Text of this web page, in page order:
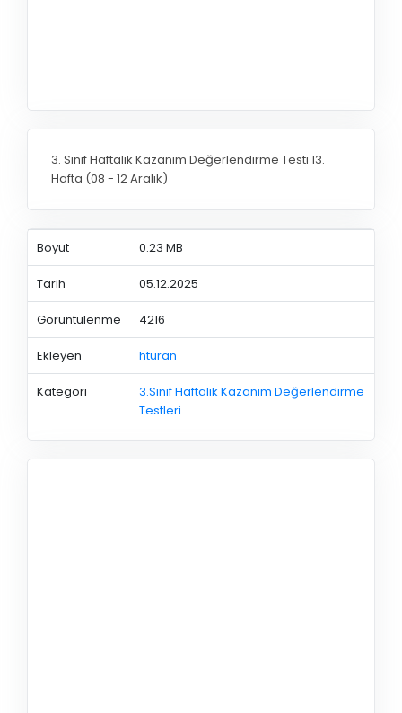
3. Sınıf Haftalık Kazanım Değerlendirme Testi 13.
Hafta (08 - 12 Aralık)
Boyut 0.23 MB
Tarih 05.12.2025
Görüntülenme 4216
Ekleyen hturan
Kategori
3.Sınıf Haftalık Kazanım Değerlendirme
Testleri